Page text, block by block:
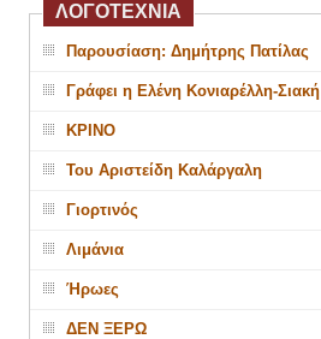
ΛΟΓΟΤΕΧΝΙΑ
Παρουσίαση: Δημήτρης Πατίλας
Γράφει η Ελένη Κονιαρέλλη-Σιακή
ΚΡΙΝΟ
Του Αριστείδη Καλάργαλη
Γιορτινός
Λιμάνια
Ήρωες
ΔΕΝ ΞΕΡΩ